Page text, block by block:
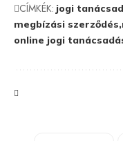
CÍMKÉK: jogi
megbízási szerződés
online jogi